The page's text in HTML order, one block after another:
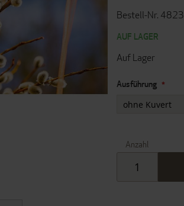
Bestell-Nr. 4823
AUF LAGER
Auf Lager
Ausführung
Anzahl